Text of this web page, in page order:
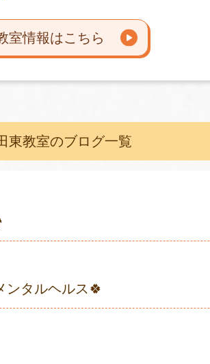
室情報はこちら
東教室のブログ一覧
ンタルヘルス🍀